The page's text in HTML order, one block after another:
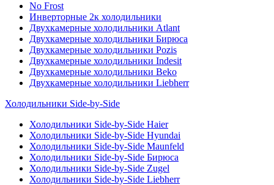
No Frost
Инверторные 2к холодильники
Двухкамерные холодильники Atlant
Двухкамерные холодильники Бирюса
Двухкамерные холодильники Pozis
Двухкамерные холодильники Indesit
Двухкамерные холодильники Beko
Двухкамерные холодильники Liebherr
Холодильники Side-by-Side
Холодильники Side-by-Side Haier
Холодильники Side-by-Side Hyundai
Холодильники Side-by-Side Maunfeld
Холодильники Side-by-Side Бирюса
Холодильники Side-by-Side Zugel
Холодильники Side-by-Side Liebherr